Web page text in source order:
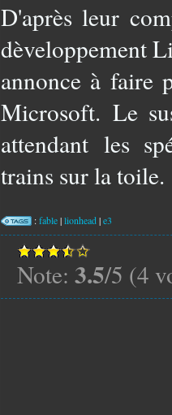
D'après leur
dèveloppement
annonce à faire
Microsoft. Le
attendant les
trains sur la toile.
:fable|lionhead|e3
Note: 3.5/5 (4